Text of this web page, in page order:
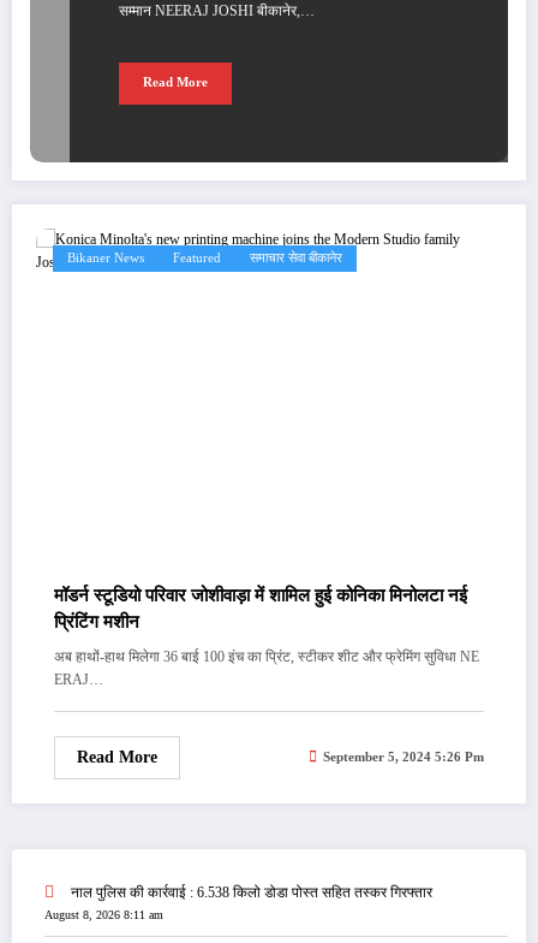
सम्‍मान NEERAJ JOSHI बीकानेर,…
Read More
Bikaner News Featured समाचार सेवा बीकानेर
मॉडर्न स्टूडियो परिवार जोशीवाड़ा में शामिल हुई कोनिका मिनोलटा नई
प्रिंटिंग मशीन
अब हाथों-हाथ मिलेगा 36 बाई 100 इंच का प्रिंट, स्टीकर शीट और फ्रेमिंग सुविधा NE
ERAJ…
Read More September 5, 2024 5:26 Pm
नाल पुलिस की कार्रवाई : 6.538 किलो डोडा पोस्त सहित तस्कर गिरफ्तार
August 8, 2026 8:11 am